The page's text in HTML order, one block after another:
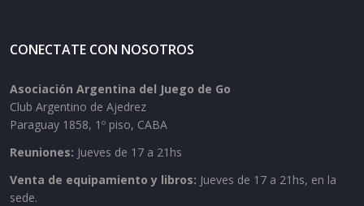
CONECTATE CON NOSOTROS
Asociación Argentina del Juego de Go
Club Argentino de Ajedrez
Paraguay 1858, 1º piso, CABA
Reuniones: Jueves de 17 a 21hs
Venta de equipamiento y libros: Jueves de 17 a 21hs, en la
sede.